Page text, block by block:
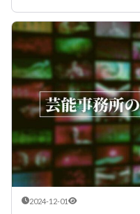
2024-12-01